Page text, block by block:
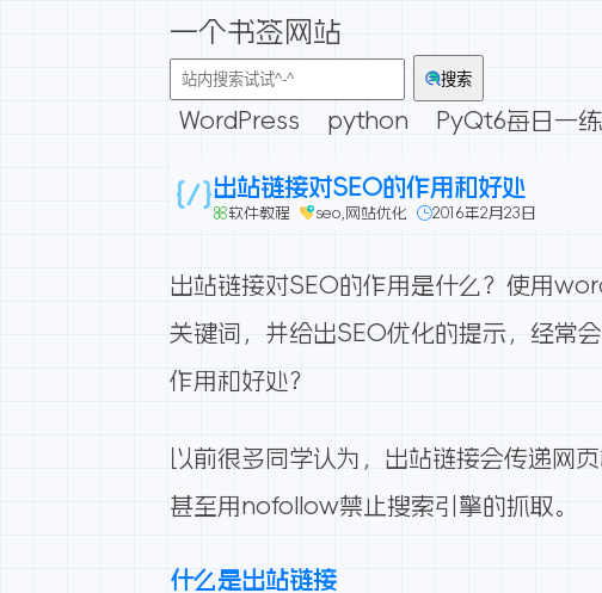
一个书签网站
搜索
WordPress python PyQt6每日一练
出站链接对SEO的作用和好处
软件教程 seo 网站优化 2016年2月23日
出站链接对SEO的作用是什么？使用
关键词，并给出SEO优化的提示，经常
作用和好处？
以前很多同学认为，出站链接会传递网
甚至用nofollow禁止搜索引擎的抓取。
什么是出站链接